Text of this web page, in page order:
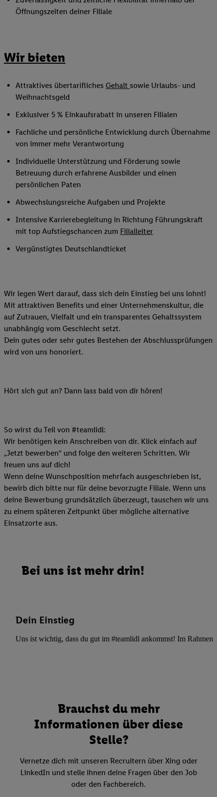
Öffnungszeiten deiner Filiale
Wir bieten
Attraktives übertarifliches Gehalt sowie Urlaubs- und
Weihnachtsgeld
Exklusiver 5 % Einkaufsrabatt in unseren Filialen
Fachliche und persönliche Entwicklung durch Übernahme
von immer mehr Verantwortung
Individuelle Unterstützung und Förderung sowie
Betreuung durch erfahrene Ausbilder und einen
persönlichen Paten
Abwechslungsreiche Aufgaben und Projekte
Intensive Karrierebegleitung in Richtung Führungskraft
mit top Aufstiegschancen zum Filialleiter
Vergünstigtes Deutschlandticket
Wir legen Wert darauf, dass sich dein Einstieg bei uns lohnt!
Mit attraktiven Benefits und einer Unternehmenskultur, die
auf Zutrauen, Vielfalt und ein transparentes Gehaltssystem
unabhängig vom Geschlecht setzt.
Dein gutes oder sehr gutes Bestehen der Abschlussprüfungen
wird von uns honoriert.
Hört sich gut an? Dann lass bald von dir hören!
So wirst du Teil von #teamlidl:
Wir benötigen kein Anschreiben von dir. Klick einfach auf
„Jetzt bewerben“ und folge den weiteren Schritten. Wir
freuen uns auf dich!
Wenn deine Wunschposition mehrfach ausgeschrieben ist,
bewirb dich bitte nur für deine bevorzugte Filiale. Wenn uns
deine Bewerbung grundsätzlich überzeugt, tauschen wir uns
zu einem späteren Zeitpunkt über mögliche alternative
Einsatzorte aus.
Bei uns ist mehr drin!
Dein Einstieg
Uns ist wichtig, dass du gut im #teamlidl ankommst! Im Rahmen
Brauchst du mehr
Informationen über diese
Stelle?
Vernetze dich mit unseren Recruitern über Xing oder
LinkedIn und stelle ihnen deine Fragen über den Job
oder den Fachbereich.